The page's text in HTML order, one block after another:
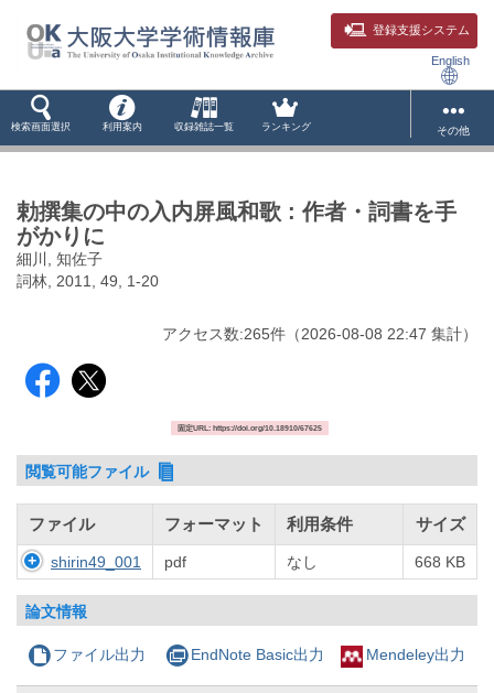
登録支援システム
English
検索画面選択 利用案内 収録雑誌一覧 ランキング その他
勅撰集の中の入内屏風和歌 : 作者・詞書を手
がかりに
細川, 知佐子
詞林, 2011, 49, 1-20
アクセス数:265件 （2026-08-08 22:47 集計）
固定URL: https://doi.org/10.18910/67625
閲覧可能ファイル
ファイル フォーマット 利用条件 サイズ
shirin49_001 pdf なし 668 KB
論文情報
ファイル出力 EndNote Basic出力 Mendeley出力